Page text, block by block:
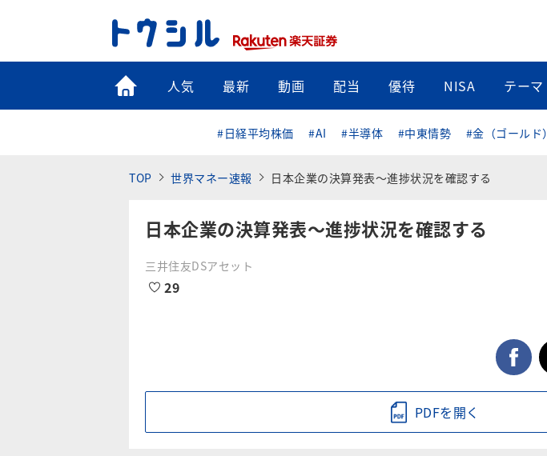
トップ
人気 最新 動画 配当 優待 NISA テーマ
#日経平均株価 #AI #半導体 #中東情勢 #金（ゴールド）
TOP 世界マネー速報 日本企業の決算発表～進捗状況を確認する
日本企業の決算発表～進捗状況を確認する
三井住友DSアセット
29
PDFを開く